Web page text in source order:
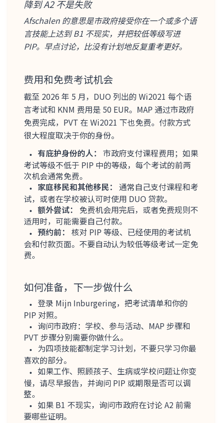
降到 A2 不是失败
Afschalen 的意思是市政府接受你在一个或多个语
言技能上达到 B1 不现实，并把较低等级写进
PIP。早点讨论，比没有计划地反复重考更好。
费用和免费考试机会
截至 2026 年 5 月，DUO 列出的 Wi2021 每个语
言考试和 KNM 费用是 50 EUR。MAP 通过市政府
免费完成，PVT 在 Wi2021 下也免费。付款方式
很大程度取决于你的身份。
有庇护身份的人： 市政府支付课程费用；如果
考试等级不低于 PIP 中的等级，每个考试的前两
次机会通常免费。
家庭移民和其他移民： 通常自己支付课程和考
试，或者在学校被认可时使用 DUO 贷款。
额外尝试：
免费机会用完后，或者免费规则不
适用时，可能需要自己付款。
预约前： 核对 PIP 等级、已经使用的考试机
会和付款页面。不要自动认为较低等级考试一定免
费。
如何准备，下一步做什么
登录 Mijn Inburgering，把考试清单和你的
PIP 对照。
询问市政府：学校、参与活动、MAP 步骤和
PVT 步骤分别需要你做什么。
为四项技能都制定学习计划，不要只学习你最
喜欢的部分。
如果工作、照顾孩子、生病或学校问题让你变
慢，请尽早报告，并询问 PIP 或期限是否可以调
整。
如果 B1 不现实，询问市政府在讨论 A2 前需
要哪些证明。